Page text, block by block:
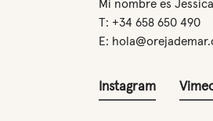
Mi nombre es Jessica
T: +34 658 650 490
E:
Instagram